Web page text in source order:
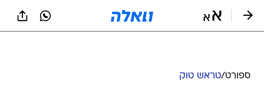
ספורט/טראש טוק